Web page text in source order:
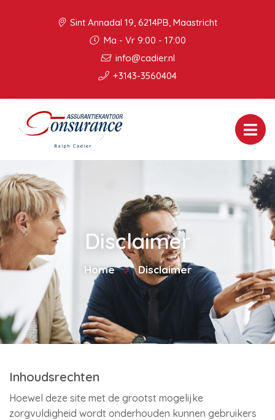
Sint Annadal 19, 6214PB, Maastricht
Ma - Vr 9:00 - 17:00
info@cadier.nl
+3143-3560404
Disclaimer
Home Disclaimer
Inhoudsrechten
Hoewel deze site met de grootst mogelijke
zorgvuldigheid wordt onderhouden kunnen gebruikers